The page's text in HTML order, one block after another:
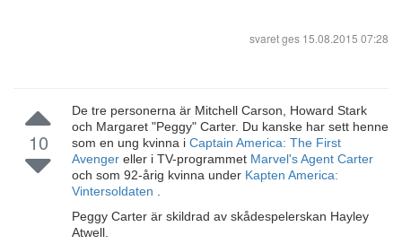
svaret ges 15.08.2015 07:28
10
De tre personerna är Mitchell Carson, Howard Stark
och Margaret "Peggy" Carter. Du kanske har sett henne
som en ung kvinna i Captain America: The First
Avenger eller i TV-programmet Marvel's Agent Carter
och som 92-årig kvinna under Kapten America:
Vintersoldaten
Peggy Carter är skildrad av skådespelerskan Hayley
Atwell.